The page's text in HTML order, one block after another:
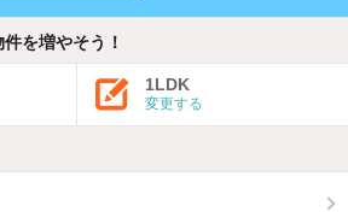
を増やそう！
1LDK
変更する